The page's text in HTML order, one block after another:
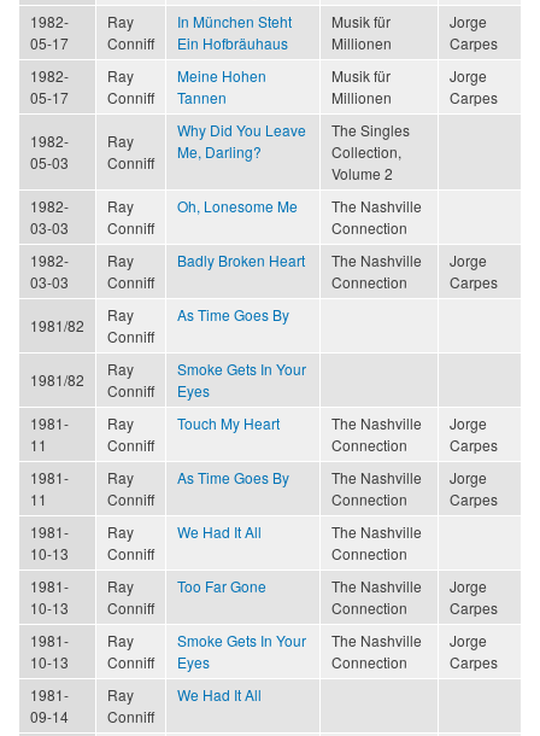
1982-
05-17
Ray
Conniff
In München Steht
Ein Hofbräuhaus
Musik für
Millionen
Jorge
Carpes
1982-
05-17
Ray
Conniff
Meine Hohen
Tannen
Musik für
Millionen
Jorge
Carpes
1982-
05-03
Ray
Conniff
Why Did You Leave
Me, Darling?
The Singles
Collection,
Volume 2
1982-
03-03
Ray
Conniff
Oh, Lonesome Me
The Nashville
Connection
1982-
03-03
Ray
Conniff
Badly Broken Heart
The Nashville
Connection
Jorge
Carpes
1981/82
Ray
Conniff
As Time Goes By
1981/82
Ray
Conniff
Smoke Gets In Your
Eyes
1981-
11
Ray
Conniff
Touch My Heart
The Nashville
Connection
Jorge
Carpes
1981-
11
Ray
Conniff
As Time Goes By
The Nashville
Connection
Jorge
Carpes
1981-
10-13
Ray
Conniff
We Had It All
The Nashville
Connection
1981-
10-13
Ray
Conniff
Too Far Gone
The Nashville
Connection
Jorge
Carpes
1981-
10-13
Ray
Conniff
Smoke Gets In Your
Eyes
The Nashville
Connection
Jorge
Carpes
1981-
09-14
Ray
Conniff
We Had It All